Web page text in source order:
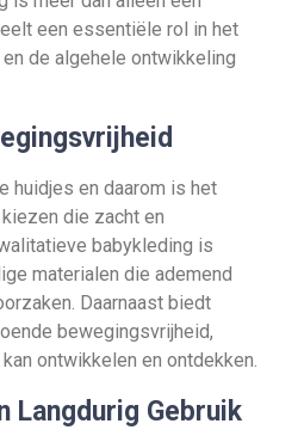
een essentiële rol in het
de algehele ontwikkeling
huidjes en daarom is het
die zacht en
babykleding is
materialen die ademend
Daarnaast biedt
bewegingsvrijheid,
ontwikkelen en ontdekken.
Langdurig Gebruik